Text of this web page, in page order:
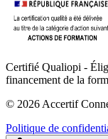
Certifié Qualiopi -
financement de la
© 2026 Accertif
Politique de